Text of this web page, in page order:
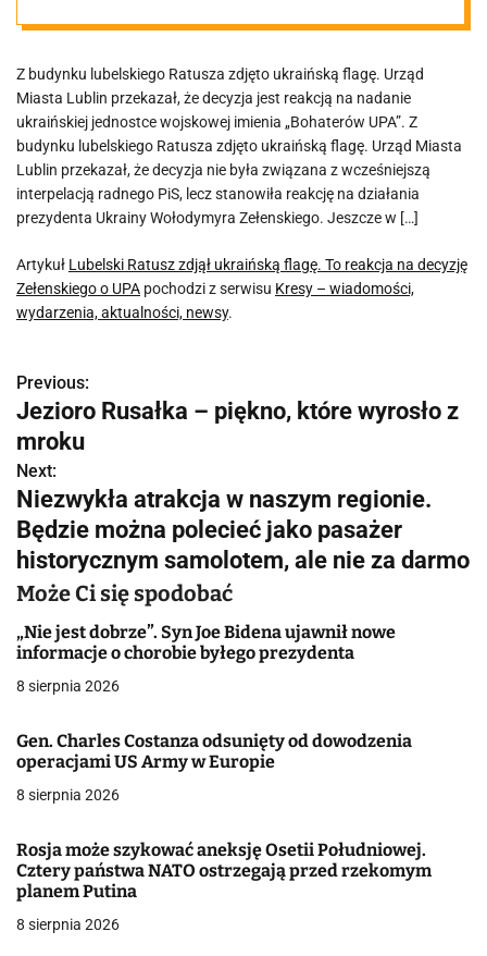
Zełenskiego o
UPA
Z budynku lubelskiego Ratusza zdjęto ukraińską flagę. Urząd
Miasta Lublin przekazał, że decyzja jest reakcją na nadanie
ukraińskiej jednostce wojskowej imienia „Bohaterów UPA”. Z
budynku lubelskiego Ratusza zdjęto ukraińską flagę. Urząd Miasta
Lublin przekazał, że decyzja nie była związana z wcześniejszą
interpelacją radnego PiS, lecz stanowiła reakcję na działania
prezydenta Ukrainy Wołodymyra Zełenskiego. Jeszcze w […]
Artykuł Lubelski Ratusz zdjął ukraińską flagę. To reakcja na decyzję
Zełenskiego o UPA pochodzi z serwisu Kresy – wiadomości,
wydarzenia, aktualności, newsy.
N
a
w
i
g
a
c
j
w
p
i
s
u
Previous:
Jezioro Rusałka – piękno, które wyrosło z
mroku
Next:
Niezwykła atrakcja w naszym regionie.
Będzie można polecieć jako pasażer
historycznym samolotem, ale nie za darmo
Może Ci się spodobać
„Nie jest dobrze”. Syn Joe Bidena ujawnił nowe
informacje o chorobie byłego prezydenta
8 sierpnia 2026
Gen. Charles Costanza odsunięty od dowodzenia
operacjami US Army w Europie
8 sierpnia 2026
Rosja może szykować aneksję Osetii Południowej.
Cztery państwa NATO ostrzegają przed rzekomym
planem Putina
8 sierpnia 2026